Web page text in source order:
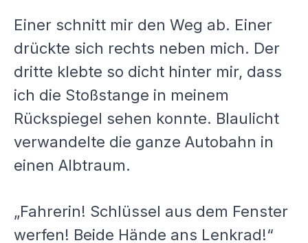
Einer schnitt mir den Weg ab. Einer
drückte sich rechts neben mich. Der
dritte klebte so dicht hinter mir, dass
ich die Stoßstange in meinem
Rückspiegel sehen konnte. Blaulicht
verwandelte die ganze Autobahn in
einen Albtraum.
„Fahrerin! Schlüssel aus dem Fenster
werfen! Beide Hände ans Lenkrad!“